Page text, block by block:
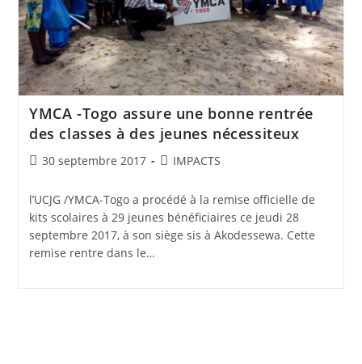
YMCA -Togo assure une bonne rentrée
des classes à des jeunes nécessiteux
30 septembre 2017 IMPACTS
l’UCJG /YMCA-Togo a procédé à la remise officielle de
kits scolaires à 29 jeunes bénéficiaires ce jeudi 28
septembre 2017, à son siège sis à Akodessewa. Cette
remise rentre dans le…